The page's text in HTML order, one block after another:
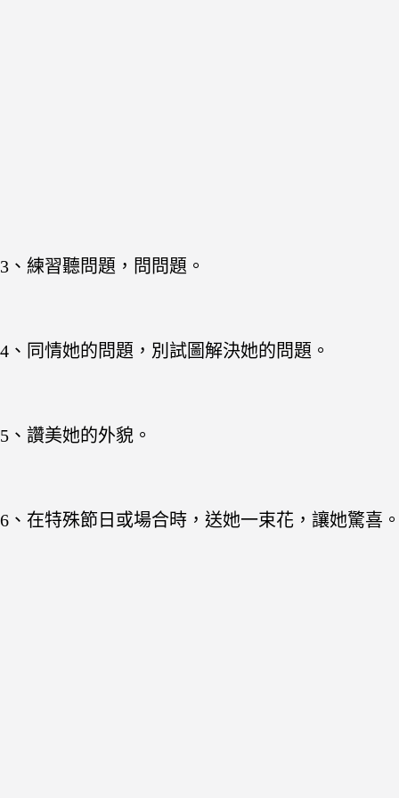
3、練習聽問題，問問題。
4、同情她的問題，別試圖解決她的問題。
5、讚美她的外貌。
6、在特殊節日或場合時，送她一束花，讓她驚喜